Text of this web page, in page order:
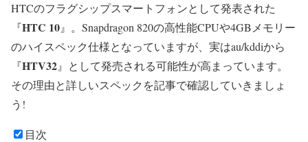
HTCのフラグシップスマートフォンとして発表された
『HTC 10』。Snapdragon 820の高性能CPUや4GBメモリー
のハイスペック仕様となっていますが、実はau/kddiから
『HTV32』として発売される可能性が高まっています。
その理由と詳しいスペックを記事で確認していきましょ
う!
目次